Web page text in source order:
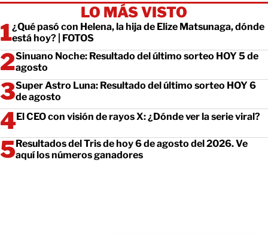
LO MÁS VISTO
¿Qué pasó con Helena, la hija de Elize Matsunaga, dónde
está hoy? | FOTOS
Sinuano Noche: Resultado del último sorteo HOY 5 de
agosto
Super Astro Luna: Resultado del último sorteo HOY 6
de agosto
El CEO con visión de rayos X: ¿Dónde ver la serie viral?
Resultados del Tris de hoy 6 de agosto del 2026. Ve
aquí los números ganadores